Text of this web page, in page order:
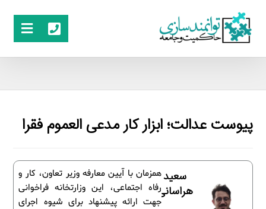
پیوست عدالت؛ ابزار کار مدعی العموم فقرا
همزمان با آیین معارفه وزیر تعاون، کار و
رفاه اجتماعی، این وزارتخانه فراخوانی
جهت ارائه پیشنهاد برای شیوه اجرای
سعید
هراسانی